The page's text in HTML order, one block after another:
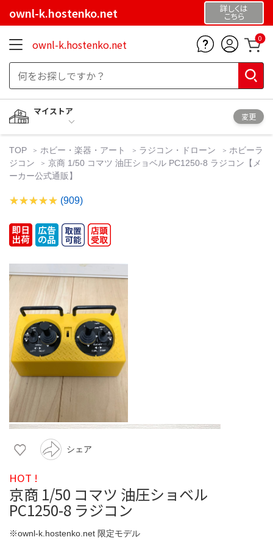
ownl-k.hostenko.net 詳しくは
こちら
ownl-k.hostenko.net 0
マイストア
変更
TOP ホビー・楽器・アート ラジコン・ドローン
ホビーラ
ジコン
京商 1/50 コマツ 油圧ショベル PC1250-8 ラジコン【メ
ーカー公式通販】
(909)
シェア
HOT !
京商 1/50 コマツ 油圧ショベル
PC1250-8 ラジコン
※ownl-k.hostenko.net 限定モデル